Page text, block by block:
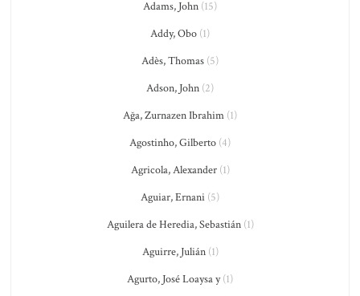
Adams, John (15)
Addy, Obo (1)
Adès, Thomas (5)
Adson, John (2)
Ağa, Zurnazen Ibrahim (1)
Agostinho, Gilberto (4)
Agricola, Alexander(1)
Aguiar, Ernani (5)
Aguilera de Heredia, Sebastián(1)
Aguirre, Julián(1)
Agurto, José Loaysa y(1)